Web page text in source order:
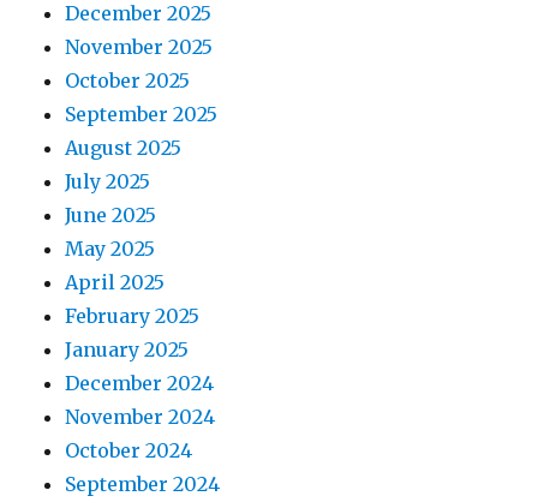
December 2025
November 2025
October 2025
September 2025
August 2025
July 2025
June 2025
May 2025
April 2025
February 2025
January 2025
December 2024
November 2024
October 2024
September 2024